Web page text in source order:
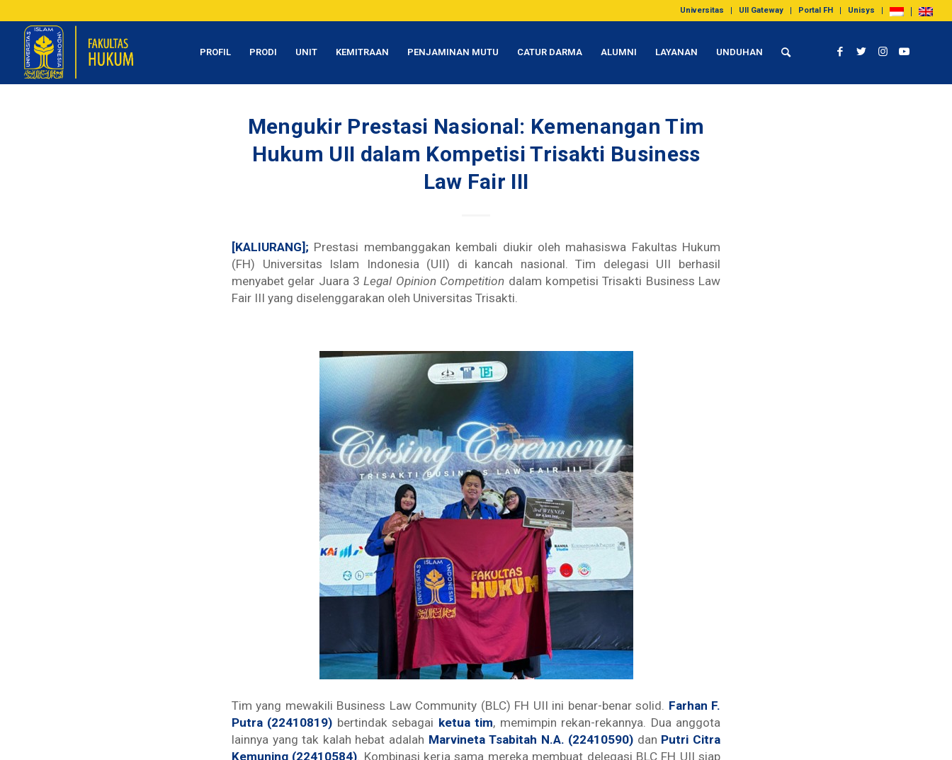
Universitas UII Gateway Portal FH Unisys
PROFIL PRODI UNIT KEMITRAAN PENJAMINAN MUTU CATUR DARMA ALUMNI LAYANAN UNDUHAN
Mengukir Prestasi Nasional: Kemenangan Tim
Hukum UII dalam Kompetisi Trisakti Business
Law Fair III
[KALIURANG]; Prestasi membanggakan kembali diukir oleh mahasiswa Fakultas Hukum
(FH) Universitas Islam Indonesia (UII) di kancah nasional. Tim delegasi UII berhasil
menyabet gelar Juara 3Legal Opinion Competition dalam kompetisi Trisakti Business Law
Fair III yang diselenggarakan oleh Universitas Trisakti.
Tim yang mewakili Business Law Community (BLC) FH UII ini benar-benar solid. Farhan F.
Putra (22410819) bertindak sebagai ketua tim, memimpin rekan-rekannya. Dua anggota
lainnya yang tak kalah hebat adalah Marvineta Tsabitah N.A. (22410590) dan Putri Citra
Kemuning (22410584) . Kombinasi kerja sama mereka membuat delegasi BLC FH UII siap